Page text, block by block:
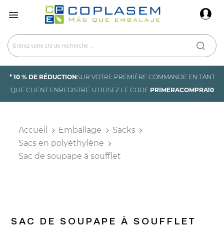

* 10 % DE RÉDUCTIONSUR VOTRE PREMIÈRE COMMANDE EN TANT
QUE CLIENT ENREGISTRÉ. UTILISEZ LE CODE PRIMERACOMPRA10
Accueil Emballage
Sacks
Sacs en polyéthylène
Sac de soupape à soufflet
SAC DE SOUPAPE À SOUFFLET
Connexion ×
wish list.
Annuler Connexion